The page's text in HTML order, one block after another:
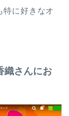
特に好きなオ
織さんにお